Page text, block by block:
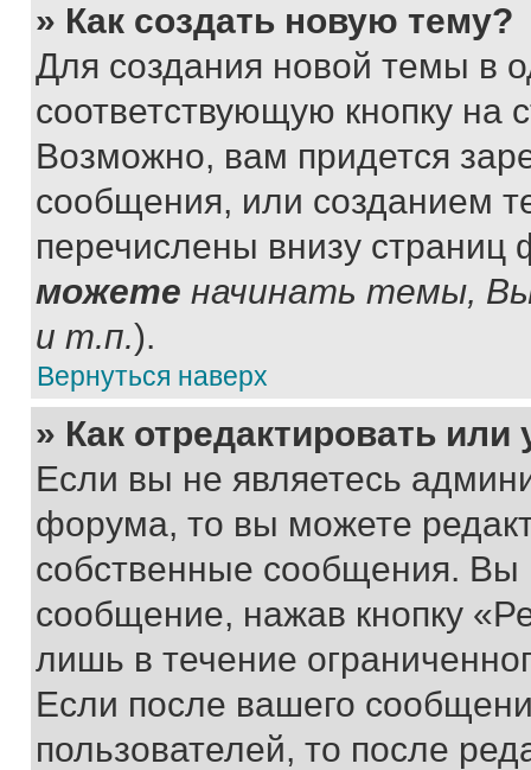
» Как создать новую тему?
Для создания новой темы в
соответствующую кнопку
Возможно, вам придется
сообщения, или созданием
перечислены внизу
можете начинать темы,
и т.п.).
Вернуться наверх
» Как отредактировать
Если вы не являетесь
форума, то вы можете
собственные сообщения. Вы
сообщение, нажав кнопку
лишь в течение
Если после вашего
пользователей, то после